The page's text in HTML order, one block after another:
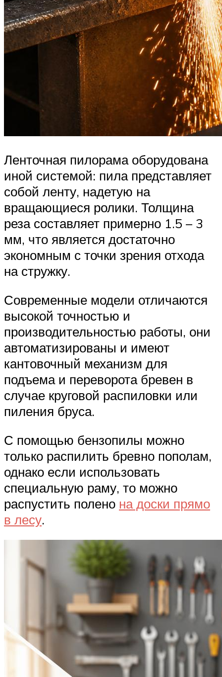
Ленточная пилорама оборудована
иной системой: пила представляет
собой ленту, надетую на
вращающиеся ролики. Толщина
реза составляет примерно 1.5 – 3
мм, что является достаточно
экономным с точки зрения отхода
на стружку.
Современные модели отличаются
высокой точностью и
производительностью работы, они
автоматизированы и имеют
кантовочный механизм для
подъема и переворота бревен в
случае круговой распиловки или
пиления бруса.
С помощью бензопилы можно
только распилить бревно пополам,
однако если использовать
специальную раму, то можно
распустить полено на доски прямо
в лесу.